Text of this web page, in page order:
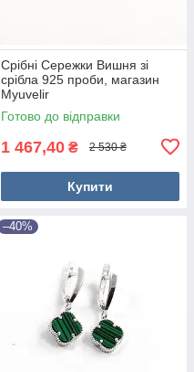
Срібні Сережки Вишня зі
срібла 925 проби, магазин
Myuvelir
Готово до відправки
1 467,40 ₴ 2 530 ₴
Купити
–40%